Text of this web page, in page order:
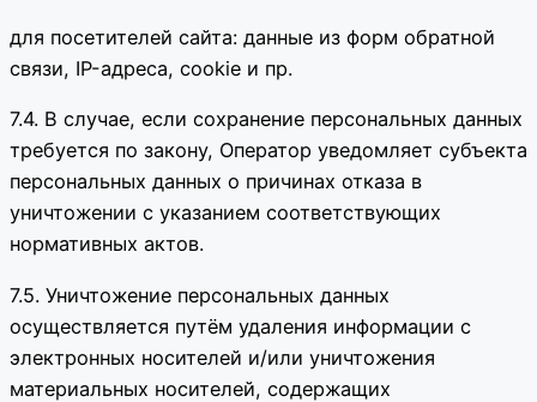
для посетителей сайта: данные из форм обратной
связи, IP-адреса, cookie и пр.
7.4. В случае, если сохранение персональных данных
требуется по закону, Оператор уведомляет субъекта
персональных данных о причинах отказа в
уничтожении с указанием соответствующих
нормативных актов.
7.5. Уничтожение персональных данных
осуществляется путём удаления информации с
электронных носителей и/или уничтожения
материальных носителей, содержащих